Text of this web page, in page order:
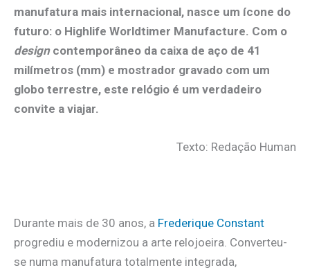
manufatura mais internacional, nasce um ícone do
futuro: o Highlife Worldtimer Manufacture. Com o
designcontemporâneo da caixa de aço de 41
milímetros (mm) e mostrador gravado com um
globo terrestre, este relógio é um verdadeiro
convite a viajar.
Texto: Redação Human
Durante mais de 30 anos, a Frederique Constant
progrediu e modernizou a arte relojoeira. Converteu-
se numa manufatura totalmente integrada,